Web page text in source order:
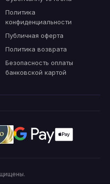
Политика
конфиденциальности
Публичная оферта
Политика возврата
Безопасность оплаты
банковской картой